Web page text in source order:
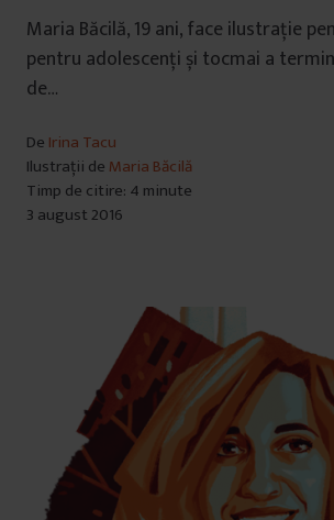
Maria Băcilă, 19 ani, face ilustrație
pentru adolescenți și tocmai a
de…
De Irina Tacu
Ilustrații de Maria Băcilă
Timp de citire: 4 minute
3 august 2016